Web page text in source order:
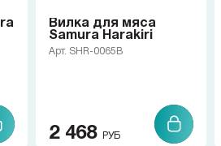
Вилка для мяса
Samura Harakiri
Арт. SHR-0065B
2 468 РУБ